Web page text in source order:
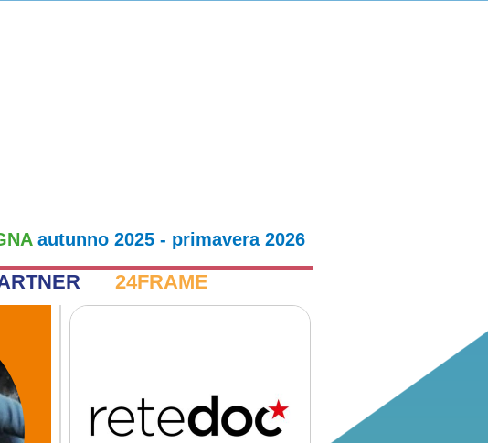
autunno 2025 - primavera 2026
24FRAME